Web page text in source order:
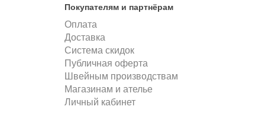
Покупателям и партнёрам
Оплата
Доставка
Система скидок
Публичная оферта
Швейным производствам
Магазинам и ателье
Личный кабинет